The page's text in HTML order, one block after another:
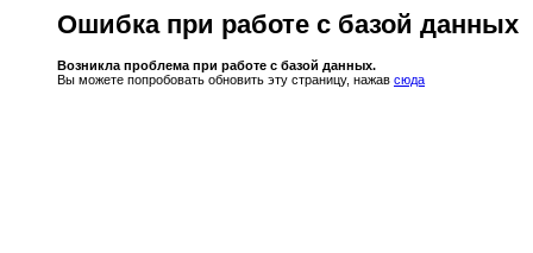
Ошибка при работе с базой данных
Возникла проблема при работе с базой данных.
Вы можете попробовать обновить эту страницу, нажав сюда